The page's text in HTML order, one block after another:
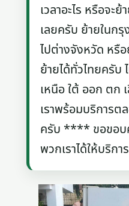
เวลาอะไร หรือจะ
เลยครับ ย้ายในก
ไปต่างจังหวัด หรื
ย้ายได้ทั่วไทยครับ
เหนือ ใต้ ออก ตก
เราพร้อมบริการต
ครับ **** ขอขอบ
พวกเราได้ให้บริกา